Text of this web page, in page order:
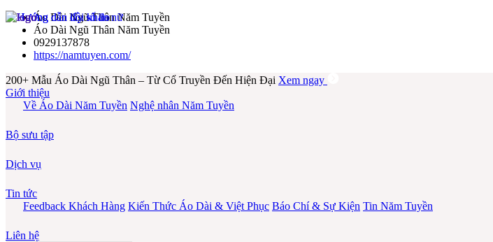
Áo Dài Ngũ Thân Năm Tuyền
Áo Dài Ngũ Thân Năm Tuyền
0929137878
https://namtuyen.com/
200+ Mẫu Áo Dài Ngũ Thân – Từ Cổ Truyền Đến Hiện Đại Xem ngay
Giới thiệu
Về Áo Dài Năm Tuyền Nghệ nhân Năm Tuyền
Bộ sưu tập
Dịch vụ
Tin tức
Feedback Khách Hàng Kiến Thức Áo Dài & Việt Phục Báo Chí & Sự Kiện Tin Năm Tuyền
Liên hệ